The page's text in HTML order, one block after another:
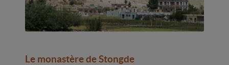
Le monastère de Stongde